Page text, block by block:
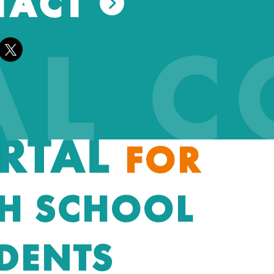
FOR
SCHOOL